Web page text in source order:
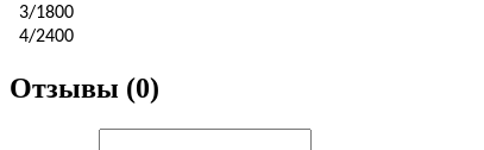
3/1800
4/2400
Отзывы (0)